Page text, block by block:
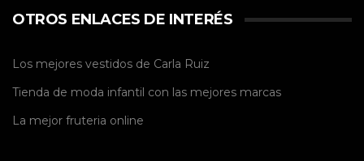
OTROS ENLACES DE INTERÉS
Los mejores vestidos de Carla Ruiz
Tienda de moda infantil con las mejores marcas
La mejor fruteria online